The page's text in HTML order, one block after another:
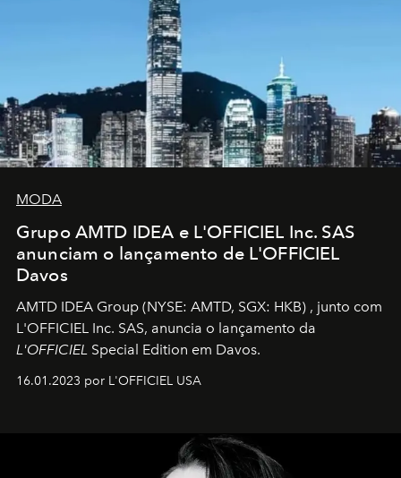
MODA
Grupo AMTD IDEA e L'OFFICIEL Inc. SAS
anunciam o lançamento de L'OFFICIEL
Davos
AMTD IDEA Group (NYSE: AMTD, SGX: HKB) , junto com
L'OFFICIEL Inc. SAS, anuncia o lançamento da
L'OFFICIEL Special Edition em Davos.
16.01.2023 por L'OFFICIEL USA